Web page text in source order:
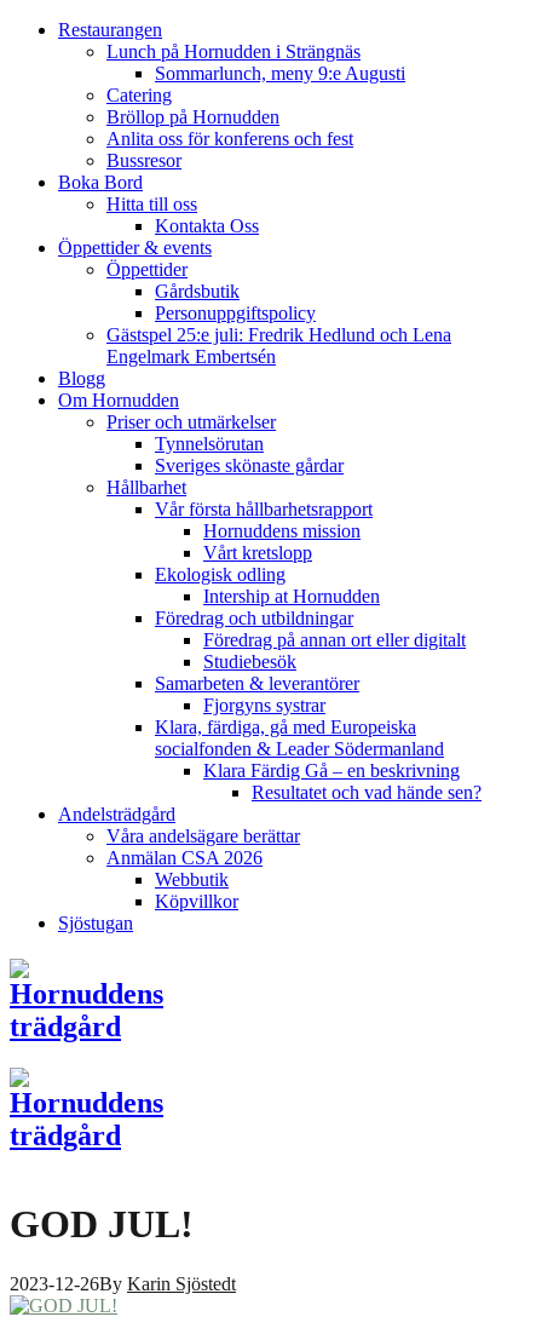
Restaurangen
Lunch på Hornudden i Strängnäs
Sommarlunch, meny 9:e Augusti
Catering
Bröllop på Hornudden
Anlita oss för konferens och fest
Bussresor
Boka Bord
Hitta till oss
Kontakta Oss
Öppettider & events
Öppettider
Gårdsbutik
Personuppgiftspolicy
Gästspel 25:e juli: Fredrik Hedlund och Lena
Engelmark Embertsén
Blogg
Om Hornudden
Priser och utmärkelser
Tynnelsörutan
Sveriges skönaste gårdar
Hållbarhet
Vår första hållbarhetsrapport
Hornuddens mission
Vårt kretslopp
Ekologisk odling
Intership at Hornudden
Föredrag och utbildningar
Föredrag på annan ort eller digitalt
Studiebesök
Samarbeten & leverantörer
Fjorgyns systrar
Klara, färdiga, gå med Europeiska
socialfonden & Leader Södermanland
Klara Färdig Gå – en beskrivning
Resultatet och vad hände sen?
Andelsträdgård
Våra andelsägare berättar
Anmälan CSA 2026
Webbutik
Köpvillkor
Sjöstugan
GOD JUL!
2023-12-26By Karin Sjöstedt